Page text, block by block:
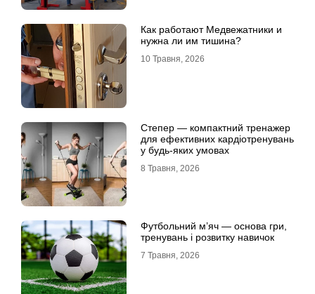
Как работают Медвежатники и
нужна ли им тишина?
10 Травня, 2026
Степер — компактний тренажер
для ефективних кардіотренувань
у будь-яких умовах
8 Травня, 2026
Футбольний м’яч — основа гри,
тренувань і розвитку навичок
7 Травня, 2026